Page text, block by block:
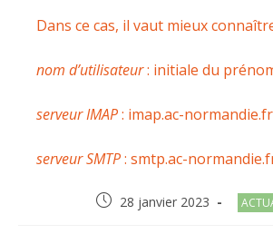
Dans ce cas, il vaut mieux
nom d’utilisateur: initiale du
serveur IMAP: imap.ac-
serveur SMTP: smtp.ac-
Post28 janvier 2023
Post